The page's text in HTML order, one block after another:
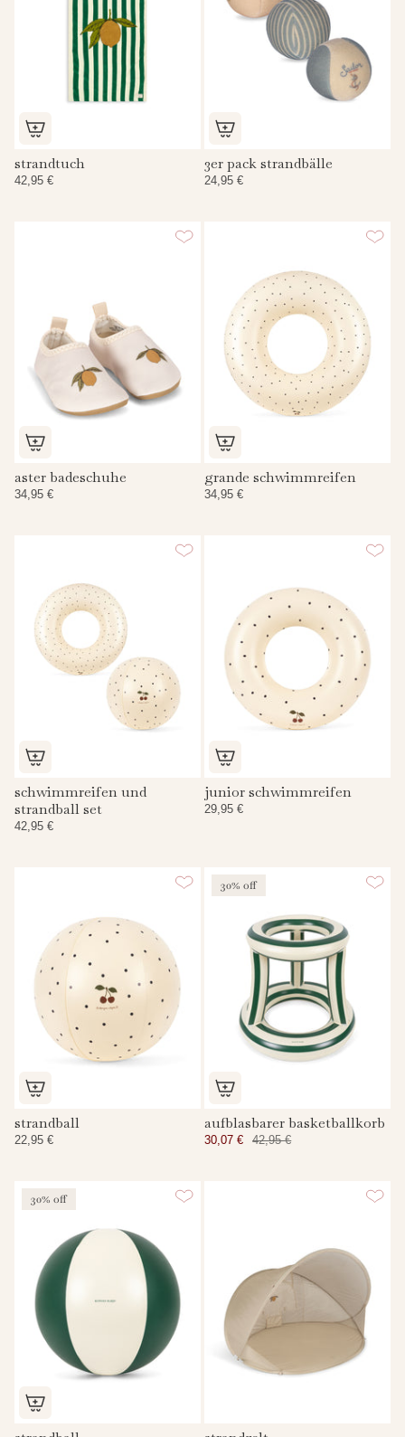
strandtuch
42,95 €
3er pack strandbälle
24,95 €
aster badeschuhe
34,95 €
grande schwimmreifen
34,95 €
schwimmreifen und
strandball set
42,95 €
junior schwimmreifen
29,95 €
strandball
22,95 €
30% off
aufblasbarer basketballkorb
30,07 € 42,95 €
30% off